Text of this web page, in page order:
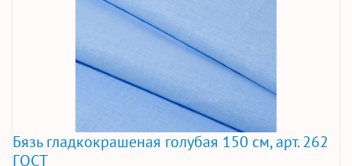
Бязь гладкокрашеная голубая 150 см, арт. 262
ГОСТ